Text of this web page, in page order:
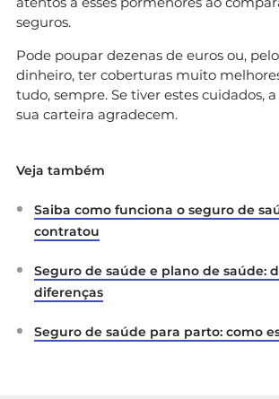
seguros.
Pode poupar dezenas de euros ou,
dinheiro, ter coberturas muito
tudo, sempre. Se tiver estes cuidados,
sua carteira agradecem.
Veja também
Saiba como funciona o seguro de
contratou
Seguro de saúde e plano de saúde:
diferenças
Seguro de saúde para parto: como